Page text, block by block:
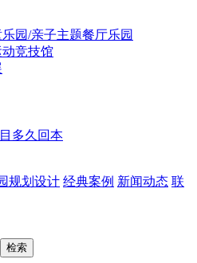
园/亲子主题餐厅乐园
竞技馆
多久回本
规划设计 经典案例 新闻动态 联
检索